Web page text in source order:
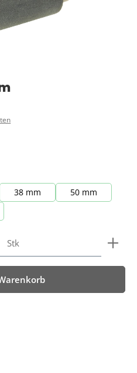
38 mm
50 mm
gewünschten Wert ein
Stk